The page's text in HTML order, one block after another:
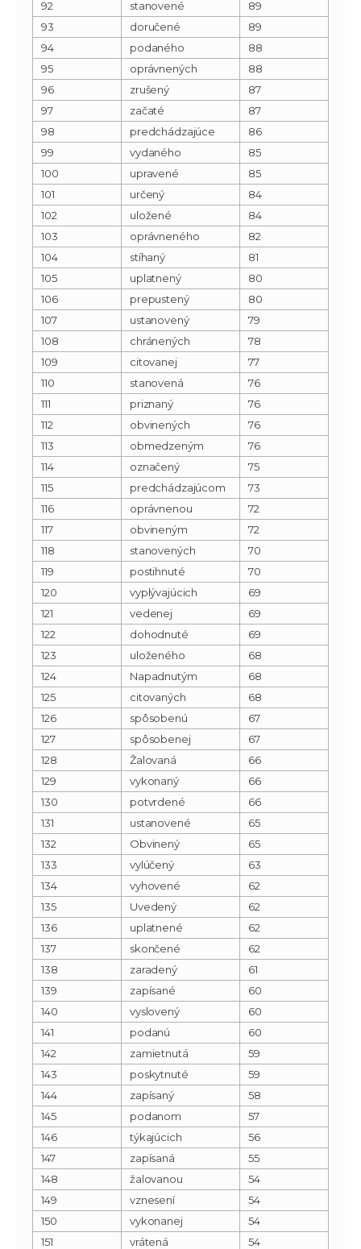
92 stanovené
89
93
doručené
89
94
podaného
88
95
oprávnených
88
96
zrušený
87
97
začaté
87
98
predchádzajúce
86
99
vydaného
85
100
upravené
85
101
určený
84
102
uložené
84
103
oprávneného
82
104
stíhaný
81
105
uplatnený
80
106
prepustený
80
107
ustanovený
79
108
chránených
78
109
citovanej
77
110
stanovená
76
111
priznaný
76
112
obvinených
76
113
obmedzeným
76
114
označený
75
115
predchádzajúcom
73
116
oprávnenou
72
117
obvineným
72
118
stanovených
70
119
postihnuté
70
120
vyplývajúcich
69
121
vedenej
69
122
dohodnuté
69
123
uloženého
68
124
Napadnutým
68
125
citovaných
68
126
spôsobenú
67
127
spôsobenej
67
128
Žalovaná
66
129
vykonaný
66
130
potvrdené
66
131
ustanovené
65
132
Obvinený
65
133
vylúčený
63
134
vyhovené
62
135
Uvedený
62
136
uplatnené
62
137
skončené
62
138
zaradený
61
139
zapísané
60
140
vyslovený
60
141
podanú
60
142
zamietnutá
59
143
poskytnuté
59
144
zapísaný
58
145
podanom
57
146
týkajúcich
56
147
zapísaná
55
148
žalovanou
54
149
vznesení
54
150
vykonanej
54
151
vrátená
54